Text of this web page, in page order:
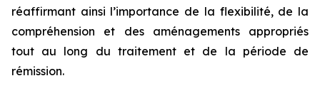
réaffirmant ainsi l’importance de la flexibilité, de la
compréhension et des aménagements appropriés
tout au long du traitement et de la période de
rémission.